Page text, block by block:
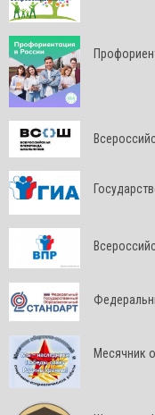
Месячник